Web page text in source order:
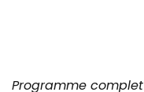
Programme